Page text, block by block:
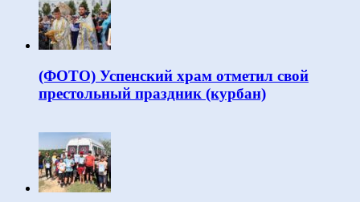
(ФОТО) Успенский храм отметил свой
престольный праздник (курбан)